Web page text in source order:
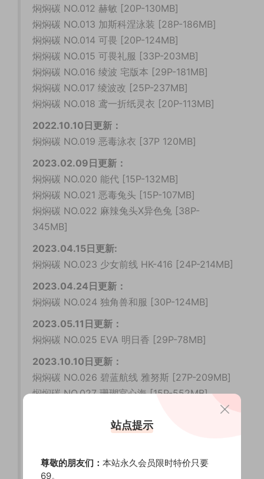
焖焖碳 NO.012 赫敏 [20P-130MB]
焖焖碳 NO.013 加斯科涅泳装 [28P-186MB]
焖焖碳 NO.014 可畏 [20P-124MB]
焖焖碳 NO.015 可畏礼服 [33P-203MB]
焖焖碳 NO.016 绫波 宅版本 [29P-181MB]
焖焖碳 NO.017 绫波改 [25P-237MB]
焖焖碳 NO.018 鸢一折纸灵衣 [20P-113MB]
2022.10.10日更新：
焖焖碳 NO.019 恶毒泳衣 [37P 120MB]
2023.02.09日更新：
焖焖碳 NO.020 能代 [15P-132MB]
焖焖碳 NO.021 恶毒兔头 [15P-107MB]
焖焖碳 NO.022 麻辣兔头X异色兔 [38P-
345MB]
2023.04.15日更新:
焖焖碳 NO.023 少女前线 HK-416 [24P-214MB]
2023.04.24日更新：
焖焖碳 NO.024 独角兽和服 [30P-124MB]
2023.05.11日更新：
焖焖碳 NO.025 EVA 明日香 [29P-78MB]
2023.10.10日更新：
焖焖碳 NO.026 碧蓝航线 雅努斯 [27P-209MB]
焖焖碳 NO.027 珊瑚宮心海 [15P-552MB]
焖焖碳 NO.028 碧蓝航线 鎮海 白黑礼服 [23P-
2023.10.23日更新:
站点提示
尊敬的朋友们： 本站永久会员限时特价只要
69。